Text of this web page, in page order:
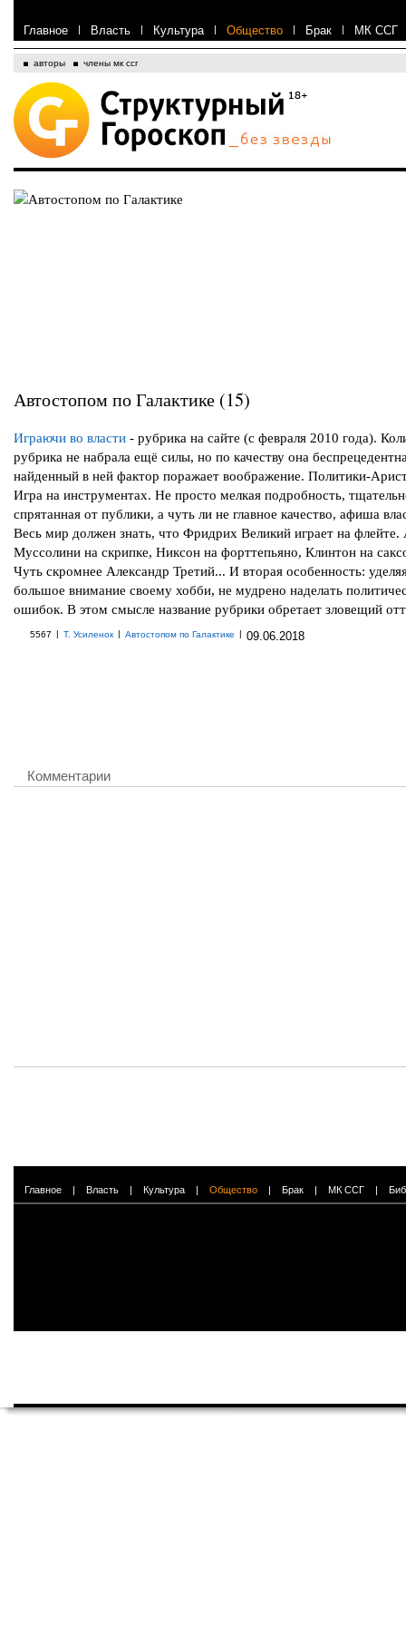
Главное | Власть | Культура | Общество | Брак | МК ССГ
авторы члены мк ссг
Автостопом по Галактике (15)
Играючи во власти - рубрика на сайте (с февраля 2010 года).
рубрика не набрала ещё силы, но по качеству она
найденный в ней фактор поражает воображение. Политики-
Игра на инструментах. Не просто мелкая подробность,
спрятанная от публики, а чуть ли не главное качество, афиша
Весь мир должен знать, что Фридрих Великий играет на флейте.
Муссолини на скрипке, Никсон на форттепьяно, Клинтон на
Чуть скромнее Александр Третий... И вторая особенность:
большое внимание своему хобби, не мудрено наделать
ошибок. В этом смысле название рубрики обретает зловещий
5567 | Т. Усиленок | Автостопом по Галактике | 09.06.2018
Комментарии
Главное | Власть | Культура | Общество | Брак | МК ССГ |